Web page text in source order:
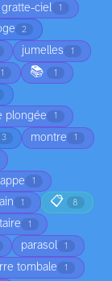
gratte-ciel 1
2
jumelles 1
1 📚 1
plongée 1
3 montre 1
1
1 📋 8
1
parasol 1
tombale 1